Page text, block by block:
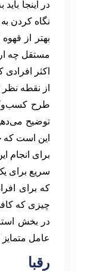
در اینجا
نگاه کردن
بهتر از
مستقل چه
اکثر
از نقطه
طرح
توضیح
این است که
برای انجام
سریع برای
که برای
چیزی که
در بخش
عامل
رقبا